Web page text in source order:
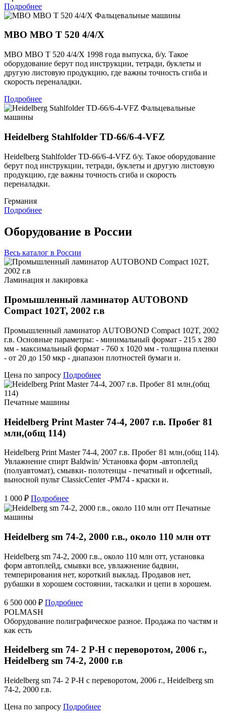
Подробнее
Фальцевальные машины
MBO MBO T 520 4/4/X
MBO MBO T 520 4/4/X 1998 года выпуска, б/у. Такое
оборудование берут под инструкции, тетради, буклеты и
другую листовую продукцию, где важны точность сгиба и
скорость переналадки.
Подробнее
Фальцевальные
машины
Heidelberg Stahlfolder TD-66/6-4-VFZ
Heidelberg Stahlfolder TD-66/6-4-VFZ б/у. Такое оборудование
берут под инструкции, тетради, буклеты и другую листовую
продукцию, где важны точность сгиба и скорость
переналадки.
Германия
Подробнее
Оборудование в России
Весь каталог в России
Ламинация и лакировка
Промышленный ламинатор AUTOBOND
Compact 102T, 2002 г.в
Промышленный ламинатор AUTOBOND Compact 102T, 2002
г.в. Основные параметры: - минимальный формат - 215 х 280
мм - максимальный формат - 760 х 1020 мм - толщина пленки
- от 20 до 150 мкр - диапазон плотностей бумаги и.
Цена по запросу Подробнее
Печатные машины
Heidelberg Print Master 74-4, 2007 г.в. Пробег 81
млн,(общ 114)
Heidelberg Print Master 74-4, 2007 г.в. Пробег 81 млн,(общ 114).
Увлажнение спирт Baldwin/ Установка форм -автоплейд
(полуавтомат), смывки- полотенцы - печатный и офсетный,
выносной пульт ClassicCenter -PM74 - краски и.
1 000 ₽ Подробнее
Печатные
машины
Heidelberg sm 74-2, 2000 г.в., около 110 млн отт
Heidelberg sm 74-2, 2000 г.в., около 110 млн отт, установка
форм автоплейд, смывки все, увлажнение бадвин,
темперирования нет, короткий выклад. Продавов нет,
рубашки в хорошем состоянии, таскалки и цепи в хорошем.
6 500 000 ₽ Подробнее
POLMASH
Оборудование полиграфическое разное. Продажа по частям и
как есть
Heidelberg sm 74- 2 P-H с переворотом, 2006 г.,
Heidelberg sm 74-2, 2000 г.в
Heidelberg sm 74- 2 P-H с переворотом, 2006 г., Heidelberg sm
74-2, 2000 г.в.
Цена по запросу Подробнее